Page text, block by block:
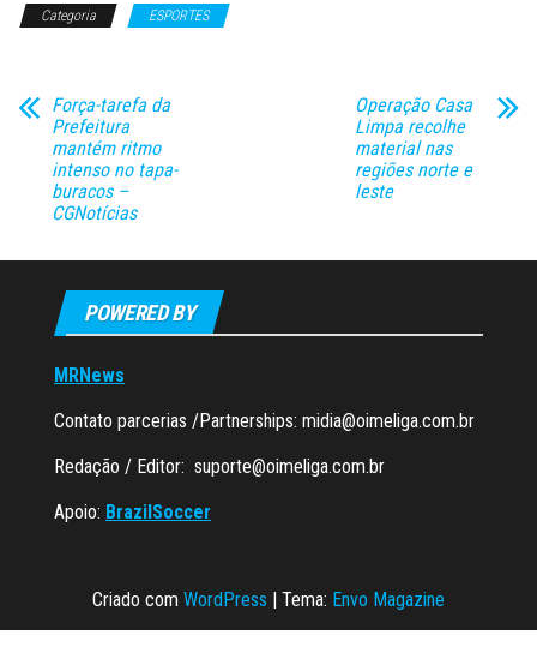
Categoria ESPORTES
Força-tarefa da
Prefeitura
mantém ritmo
intenso no tapa-
buracos –
CGNotícias
Operação Casa
Limpa recolhe
material nas
regiões norte e
leste
POWERED BY
MRNews
Contato parcerias /Partnerships: midia@oimeliga.com.br
Redação / Editor: suporte@oimeliga.com.br
Apoio: BrazilSoccer
Criado com WordPress Tema: Envo Magazine